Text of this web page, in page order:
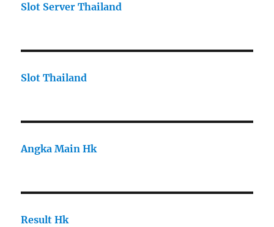
Slot Server Thailand
Slot Thailand
Angka Main Hk
Result Hk